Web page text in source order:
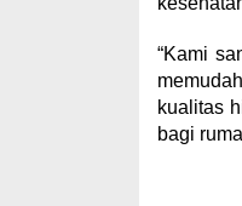
“Kami
kualitas
bagi